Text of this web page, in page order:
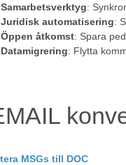
Samarbetsverktyg:
Juridisk automatisering:
Öppen åtkomst: Spara
Datamigrering: Flytta
MSGs till DOC